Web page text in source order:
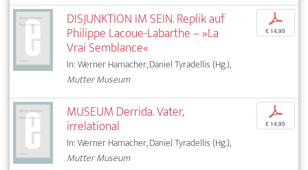
DISJUNKTION IM SEIN. Replik auf
Philippe Lacoue-Labarthe – »La
Vrai Semblance«
In: Werner Hamacher, Daniel Tyradellis (Hg.),
Mutter Museum
p
€ 14,95
MUSEUM Derrida. Vater,
irrelational
In: Werner Hamacher, Daniel Tyradellis (Hg.),
Mutter Museum
p
€ 14,95